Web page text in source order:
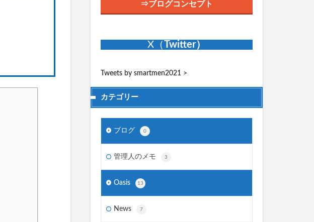
⇒ブログコンセプト
X（ Twitter）
Tweets by smartmen2021 >
カテゴリー
ブログ 0
管理人のメモ 3
Oasis 13
News 7